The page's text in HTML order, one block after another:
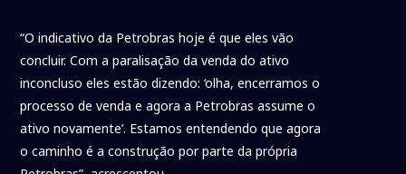
“O indicativo da Petrobras hoje é que eles vão
concluir. Com a paralisação da venda do ativo
inconcluso eles estão dizendo: ‘olha, encerramos o
processo de venda e agora a Petrobras assume o
ativo novamente’. Estamos entendendo que agora
o caminho é a construção por parte da própria